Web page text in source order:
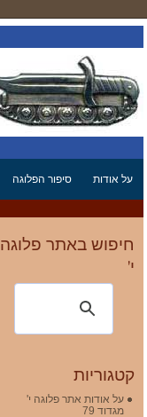
על אודות סיפור הפלוגה
חיפוש באתר פלוגה
י'
קטגוריות
על אודות אתר פלוגה י'
מגדוד 79